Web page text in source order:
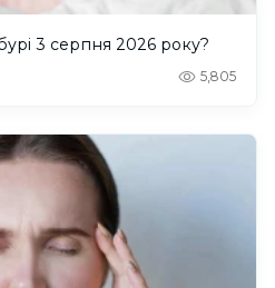
3 серпня 2026 року?
5,805